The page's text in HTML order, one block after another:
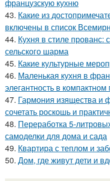
французскую кухню
43. Какие из
включены в список
44. Кухня в стиле прованс:
сельского шарма
45. Какие культурные
46. Маленькая кухня в
элегантность в компактном
47. Гармония изящества и
сочетать роскошь и
48. Переработка 5-
самоделки для дома и сада
49. Квартира с теплом и
50. Дом, где живут дети и